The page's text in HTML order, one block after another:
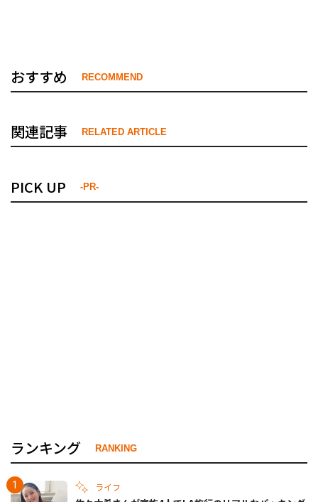
おすすめ RECOMMEND
関連記事 RELATED ARTICLE
PICK UP -PR-
ランキング RANKING
ライフ